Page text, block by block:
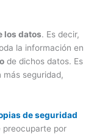
los datos. Es decir,
la información en
de dichos datos. Es
seguridad,
de seguridad
preocuparte por